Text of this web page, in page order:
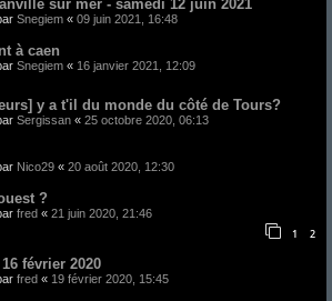
sur mer - samedi 12 juin 2021
Snegiem « 09 juin 2021, 16:48
à caen
Snegiem « 16 janvier 2021, 12:09
y a t'il du monde du côté de Tours?
Sergissan « 25 octobre 2020, 06:13
Nico29 « 20 août 2020, 12:30
?
fred « 21 juin 2020, 21:46
1 2
février 2020
fred « 19 février 2020, 15:45